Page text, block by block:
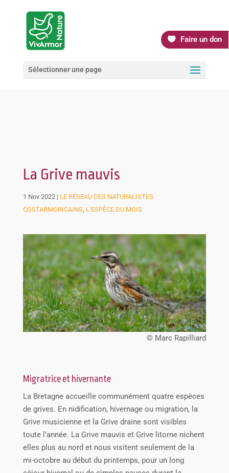
Faire un don
Sélectionner une page
La Grive mauvis
1 Nov 2022| LE RÉSEAU DES NATURALISTES
COSTARMORICAINS, L’ESPÈCE DU MOIS
© Marc Rapilliard
Migratrice et hivernante
La Bretagne accueille communément quatre espèces
de grives. En nidification, hivernage ou migration, la
Grive musicienne et la Grive draine sont visibles
toute l’année. La Grive mauvis et Grive litorne nichent
elles plus au nord et nous visitent seulement de la
mi-octobre au début du printemps, pour un long